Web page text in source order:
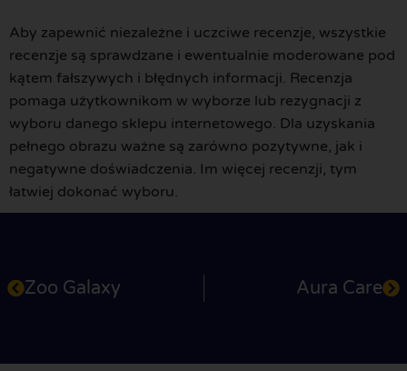
Aby zapewnić niezależne i uczciwe recenzje, wszystkie
recenzje są sprawdzane i ewentualnie moderowane pod
kątem fałszywych i błędnych informacji. Recenzja
pomaga użytkownikom w wyborze lub rezygnacji z
wyboru danego sklepu internetowego. Dla uzyskania
pełnego obrazu ważne są zarówno pozytywne, jak i
negatywne doświadczenia. Im więcej recenzji, tym
łatwiej dokonać wyboru.
Zoo Galaxy Aura Care